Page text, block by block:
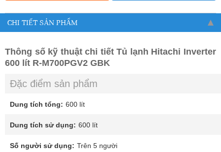
CHI TIẾT SẢN PHẨM
Thông số kỹ thuật chi tiết Tủ lạnh Hitachi Inverter
600 lít R-M700PGV2 GBK
Đặc điểm sản phẩm
Dung tích tổng: 600 lít
Dung tích sử dụng: 600 lít
Số người sử dụng: Trên 5 người